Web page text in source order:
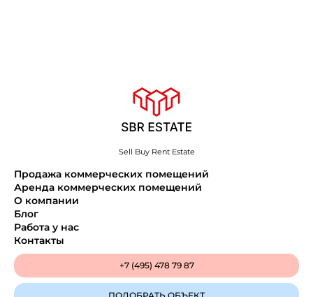
Sell Buy Rent Estate
Продажа коммерческих помещений
Аренда коммерческих помещений
О компании
Блог
Работа у нас
Контакты
+7 (495) 478 79 87